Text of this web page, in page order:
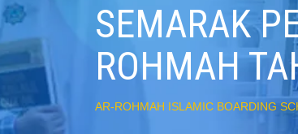
SEMARAK
ROHMAH
AR-ROHMAH ISLAMIC BOARDING